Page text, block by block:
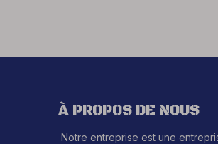
À PROPOS DE NOUS
Notre entreprise est une